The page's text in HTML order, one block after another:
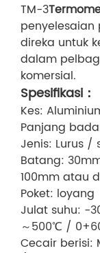
TM-3
direka untuk
dalam
komersial.
Spesifikasi：
Kes:
Panjang
Jenis: Lurus /
Batang:
100mm atau
Poket: loyang
Julat suhu: -
～500℃ /
Cecair berisi: